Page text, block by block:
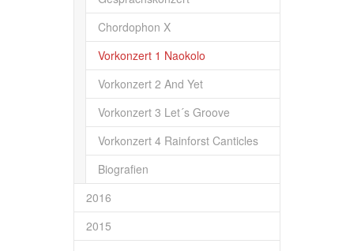
Chordophon X
Vorkonzert 1 Naokolo
Vorkonzert 2 And Yet
Vorkonzert 3 Let´s Groove
Vorkonzert 4 Rainforst Canticles
Biografien
2016
2015